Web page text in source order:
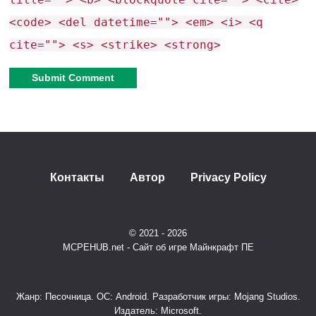
Светящиеся белые глаза
Агрессия к игроку
Особые атаки на низком уровне HP
4. Глобальное событие
<code> <del datetime=""> <em> <i> <q
cite=""> <s> <strike> <strong>
Контакты Автор Privacy Policy
© 2021 - 2026
MCPEHUB.net - Сайт об игре Майнкрафт ПЕ
Жанр: Песочница. ОС: Android. Разработчик игры: Mojang Studios.
Издатель: Microsoft.